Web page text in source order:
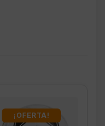
¡OFERTA!